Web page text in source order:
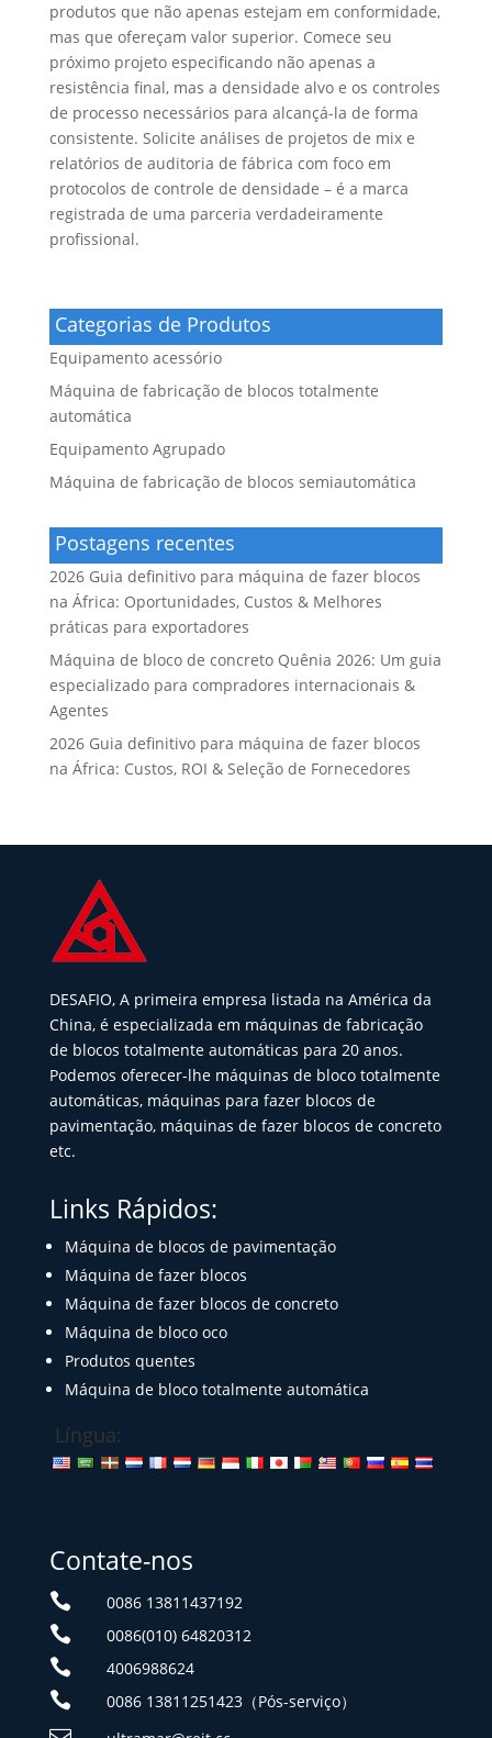
produtos que não apenas estejam em conformidade,
mas que ofereçam valor superior. Comece seu
próximo projeto especificando não apenas a
resistência final, mas a densidade alvo e os controles
de processo necessários para alcançá-la de forma
consistente. Solicite análises de projetos de mix e
relatórios de auditoria de fábrica com foco em
protocolos de controle de densidade – é a marca
registrada de uma parceria verdadeiramente
profissional.
Categorias de Produtos
Equipamento acessório
Máquina de fabricação de blocos totalmente
automática
Equipamento Agrupado
Máquina de fabricação de blocos semiautomática
Postagens recentes
2026 Guia definitivo para máquina de fazer blocos
na África: Oportunidades, Custos & Melhores
práticas para exportadores
Máquina de bloco de concreto Quênia 2026: Um guia
especializado para compradores internacionais &
Agentes
2026 Guia definitivo para máquina de fazer blocos
na África: Custos, ROI & Seleção de Fornecedores
DESAFIO, A primeira empresa listada na América da
China, é especializada em máquinas de fabricação
de blocos totalmente automáticas para 20 anos.
Podemos oferecer-lhe máquinas de bloco totalmente
automáticas, máquinas para fazer blocos de
pavimentação, máquinas de fazer blocos de concreto
etc.
Links Rápidos:
Máquina de blocos de pavimentação
Máquina de fazer blocos
Máquina de fazer blocos de concreto
Máquina de bloco oco
Produtos quentes
Máquina de bloco totalmente automática
Língua:
Contate-nos
 0086 13811437192
 0086(010) 64820312
 4006988624
 0086 13811251423（Pós-serviço）